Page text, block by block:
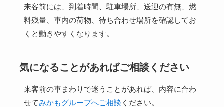
来客前には、到着時間、駐車場所、送迎の有無、燃
料残量、車内の荷物、待ち合わせ場所を確認してお
くと動きやすくなります。
気になることがあればご相談ください
来客前の車まわりで迷うことがあれば、内容に合わ
せてみかもグループへご相談 ください。